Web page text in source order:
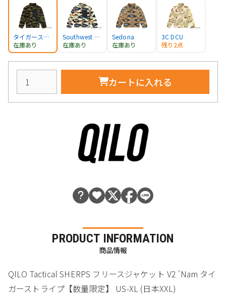
タイガーストライプ
在庫あり
Southwest Camo
在庫あり
Sedona
在庫あり
3C DCU
残り2点
カートに入れる
PRODUCT INFORMATION
商品情報
QILO Tactical SHERPS フリースジャケット V2 'Nam タイ
ガーストライプ【数量限定】 US-XL (日本XXL)